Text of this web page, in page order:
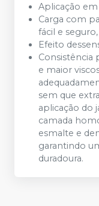
Aplicação
Carga com
fácil e
Efeito
Consistência
e maior
sem que
aplicação do
camada
esmalte e
garantindo
duradoura.